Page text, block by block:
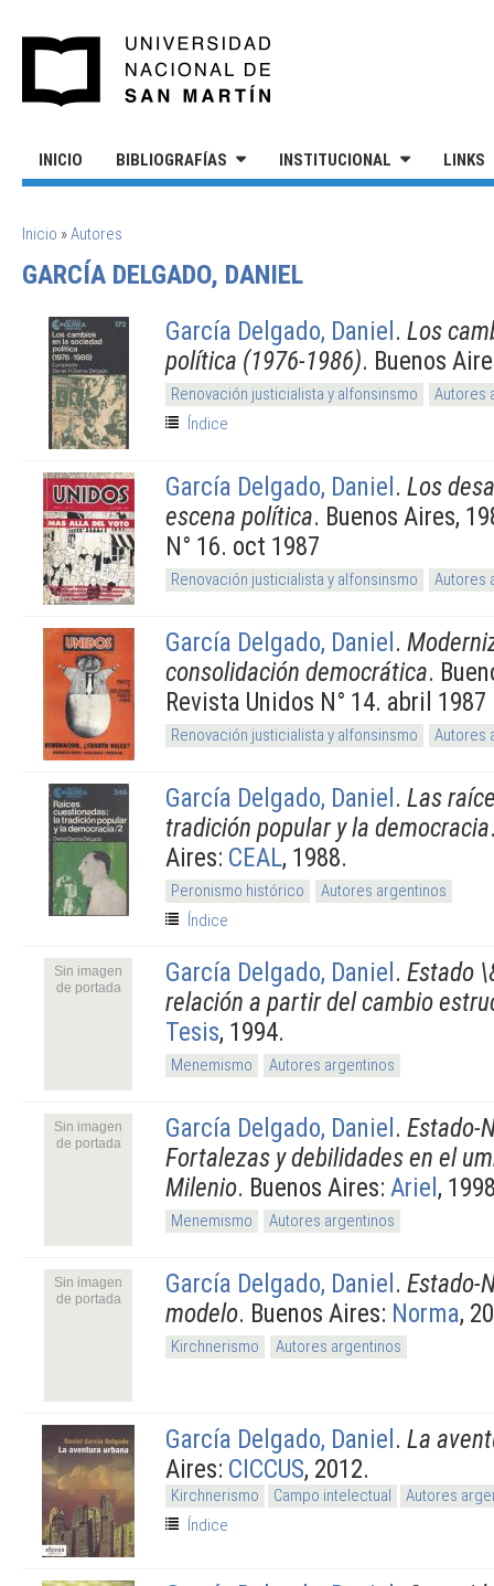
INICIO BIBLIOGRAFÍAS INSTITUCIONAL LINKS
SE ENCUENTRA USTED AQUÍ
Inicio »Autores
GARCÍA DELGADO, DANIEL
García Delgado, Daniel. Los
política (1976-1986). Buenos
Renovación justicialista y alfonsinsmo
Autores
Índice
García Delgado, Daniel. Los
escena política. Buenos Aires,
N° 16. oct 1987
Renovación justicialista y alfonsinsmo Autores
García Delgado, Daniel.
consolidación democrática.
Revista Unidos N° 14. abril 1987
Renovación justicialista y alfonsinsmo Autores
García Delgado, Daniel. Las
tradición popular y la democracia
Aires: CEAL, 1988.
Peronismo histórico
Autores argentinos
Índice
Sin imagen
de portada
García Delgado, Daniel. Estado
relación a partir del cambio
Tesis, 1994.
Menemismo Autores argentinos
Sin imagen
de portada
García Delgado, Daniel. Estado-
Fortalezas y debilidades en el
Milenio. Buenos Aires: Ariel,
Menemismo Autores argentinos
Sin imagen
de portada
García Delgado, Daniel. Estado-
modelo. Buenos Aires: Norma,
Kirchnerismo Autores argentinos
García Delgado, Daniel. La
Aires: CICCUS, 2012.
Kirchnerismo Campo intelectual
Autores
Índice